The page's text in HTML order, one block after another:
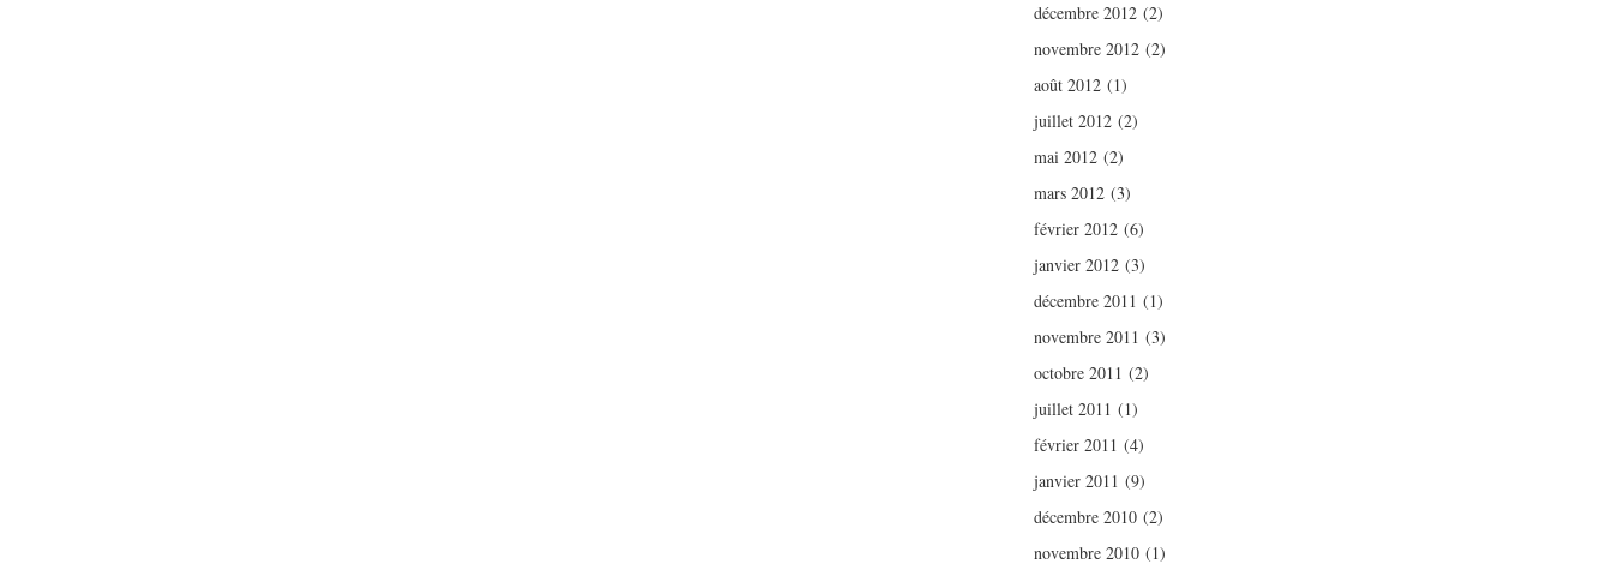
décembre 2012 (2)
novembre 2012 (2)
août 2012 (1)
juillet 2012 (2)
mai 2012 (2)
mars 2012 (3)
février 2012 (6)
janvier 2012 (3)
décembre 2011 (1)
novembre 2011 (3)
octobre 2011 (2)
juillet 2011 (1)
février 2011 (4)
janvier 2011 (9)
décembre 2010 (2)
novembre 2010 (1)